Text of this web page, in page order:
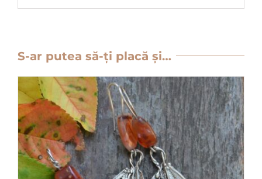
S-ar putea să-ți placă și…